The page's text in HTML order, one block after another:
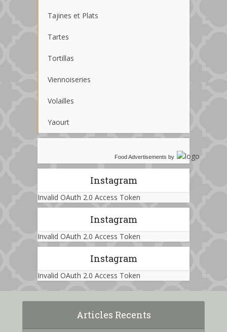
Tajines et Plats
Tartes
Tortillas
Viennoiseries
Volailles
Yaourt
Food Advertisements by
Instagram
Invalid OAuth 2.0 Access Token
Instagram
Invalid OAuth 2.0 Access Token
Instagram
Invalid OAuth 2.0 Access Token
Articles Recents